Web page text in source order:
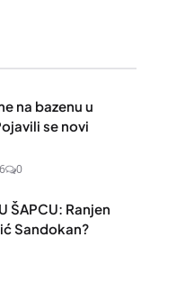
na bazenu u
se novi
0
ŠAPCU: Ranjen
Sandokan?